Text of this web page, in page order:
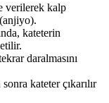
verilerek kalp
kateterin
daralmasını
kateter çıkarılır